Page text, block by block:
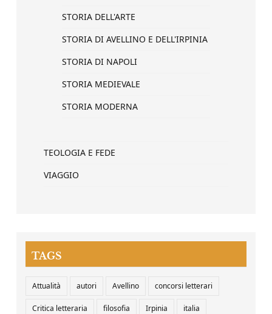
STORIA DELL'ARTE
STORIA DI AVELLINO E DELL'IRPINIA
STORIA DI NAPOLI
STORIA MEDIEVALE
STORIA MODERNA
TEOLOGIA E FEDE
VIAGGIO
TAGS
Attualità autori Avellino concorsi letterari
Critica letteraria filosofia Irpinia italia